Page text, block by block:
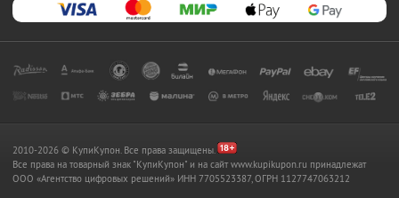
2010-2026 © КупиКупон. Все права защищены.
Все права на товарный знак "КупиКупон" и на сайт www.kupikupon.ru принадлежат
OOO «Агентство цифровых решений» ИНН 7705523387, ОГРН 1127747063212